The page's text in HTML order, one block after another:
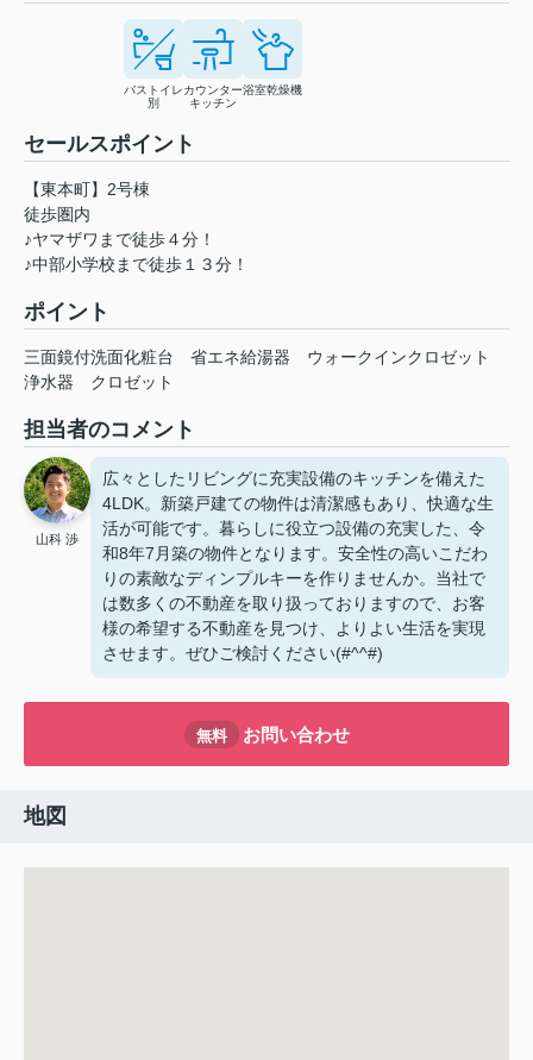
バストイレ
別
カウンター
キッチン
浴室乾燥機
セールスポイント
【東本町】2号棟
徒歩圏内
♪ヤマザワまで徒歩４分！
♪中部小学校まで徒歩１３分！
ポイント
三面鏡付洗面化粧台 省エネ給湯器
ウォークインクロゼット
浄水器
クロゼット
担当者のコメント
山科 渉
広々としたリビングに充実設備のキッチンを備えた
4LDK。新築戸建ての物件は清潔感もあり、快適な生
活が可能です。暮らしに役立つ設備の充実した、令
和8年7月築の物件となります。安全性の高いこだわ
りの素敵なディンプルキーを作りませんか。当社で
は数多くの不動産を取り扱っておりますので、お客
様の希望する不動産を見つけ、よりよい生活を実現
させます。ぜひご検討ください(#^^#)
無料 お問い合わせ
地図